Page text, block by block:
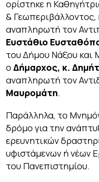
ορίστηκε η
& Γεωπεριβάλλοντος,
αναπληρωτή τον
Ευστάθιο
του Δήμου Νάξου και
ο Δήμαρχος, κ.
αναπληρωτή τον
Μαυρομάτη.
Παράλληλα, το
δρόμο για την
ερευνητικών
υφιστάμενων ή νέων
του Πανεπιστημίου.